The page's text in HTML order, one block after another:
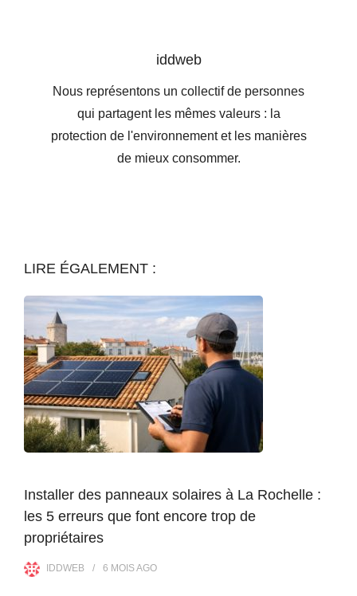
iddweb
Nous représentons un collectif de personnes
qui partagent les mêmes valeurs : la
protection de l'environnement et les manières
de mieux consommer.
LIRE ÉGALEMENT :
Installer des panneaux solaires à La Rochelle :
les 5 erreurs que font encore trop de
propriétaires
IDDWEB 6 MOISAGO